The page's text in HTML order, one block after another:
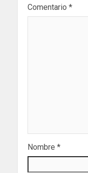
Comentario *
Nombre *